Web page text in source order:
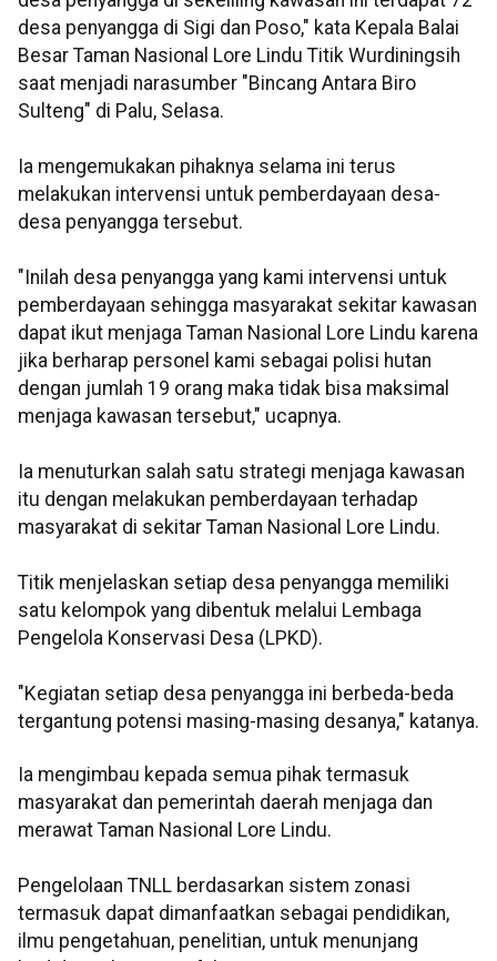
desa penyangga di Sigi dan Poso," kata Kepala Balai
Besar Taman Nasional Lore Lindu Titik Wurdiningsih
saat menjadi narasumber "Bincang Antara Biro
Sulteng" di Palu, Selasa.
Ia mengemukakan pihaknya selama ini terus
melakukan intervensi untuk pemberdayaan desa-
desa penyangga tersebut.
"Inilah desa penyangga yang kami intervensi untuk
pemberdayaan sehingga masyarakat sekitar kawasan
dapat ikut menjaga Taman Nasional Lore Lindu karena
jika berharap personel kami sebagai polisi hutan
dengan jumlah 19 orang maka tidak bisa maksimal
menjaga kawasan tersebut," ucapnya.
Ia menuturkan salah satu strategi menjaga kawasan
itu dengan melakukan pemberdayaan terhadap
masyarakat di sekitar Taman Nasional Lore Lindu.
Titik menjelaskan setiap desa penyangga memiliki
satu kelompok yang dibentuk melalui Lembaga
Pengelola Konservasi Desa (LPKD).
"Kegiatan setiap desa penyangga ini berbeda-beda
tergantung potensi masing-masing desanya," katanya.
Ia mengimbau kepada semua pihak termasuk
masyarakat dan pemerintah daerah menjaga dan
merawat Taman Nasional Lore Lindu.
Pengelolaan TNLL berdasarkan sistem zonasi
termasuk dapat dimanfaatkan sebagai pendidikan,
ilmu pengetahuan, penelitian, untuk menunjang